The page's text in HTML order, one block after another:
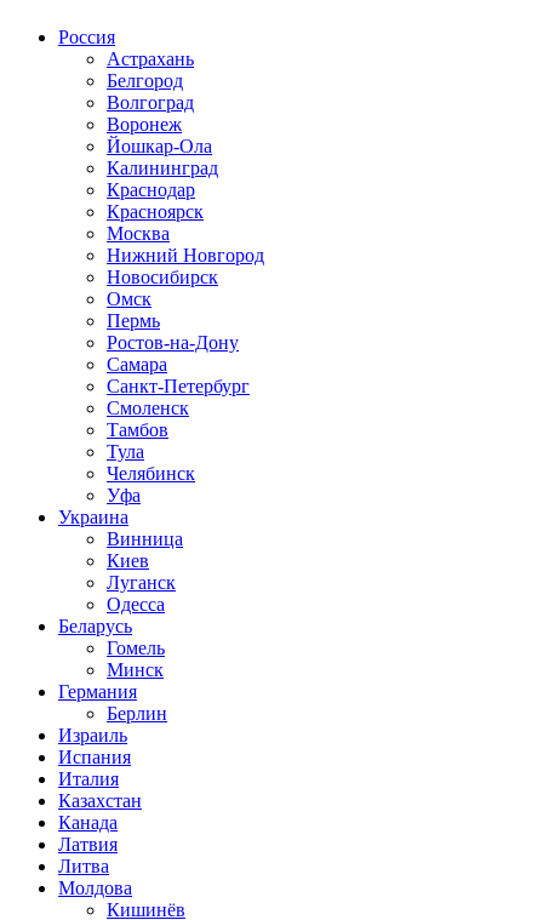
Россия
Астрахань
Белгород
Волгоград
Воронеж
Йошкар-Ола
Калининград
Краснодар
Красноярск
Москва
Нижний Новгород
Новосибирск
Омск
Пермь
Ростов-на-Дону
Самара
Санкт-Петербург
Смоленск
Тамбов
Тула
Челябинск
Уфа
Украина
Винница
Киев
Луганск
Одесса
Беларусь
Гомель
Минск
Германия
Берлин
Израиль
Испания
Италия
Казахстан
Канада
Латвия
Литва
Молдова
Кишинёв